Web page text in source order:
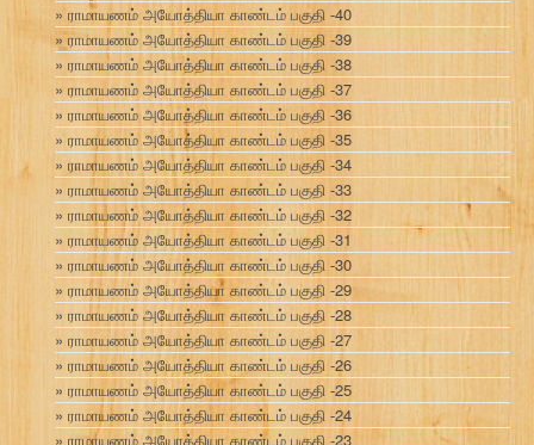
ராமாயணம் அயோத்தியா காண்டம் பகுதி -40
ராமாயணம் அயோத்தியா காண்டம் பகுதி -39
ராமாயணம் அயோத்தியா காண்டம் பகுதி -38
ராமாயணம் அயோத்தியா காண்டம் பகுதி -37
ராமாயணம் அயோத்தியா காண்டம் பகுதி -36
ராமாயணம் அயோத்தியா காண்டம் பகுதி -35
ராமாயணம் அயோத்தியா காண்டம் பகுதி -34
ராமாயணம் அயோத்தியா காண்டம் பகுதி -33
ராமாயணம் அயோத்தியா காண்டம் பகுதி -32
ராமாயணம் அயோத்தியா காண்டம் பகுதி -31
ராமாயணம் அயோத்தியா காண்டம் பகுதி -30
ராமாயணம் அயோத்தியா காண்டம் பகுதி -29
ராமாயணம் அயோத்தியா காண்டம் பகுதி -28
ராமாயணம் அயோத்தியா காண்டம் பகுதி -27
ராமாயணம் அயோத்தியா காண்டம் பகுதி -26
ராமாயணம் அயோத்தியா காண்டம் பகுதி -25
ராமாயணம் அயோத்தியா காண்டம் பகுதி -24
ராமாயணம் அயோத்தியா காண்டம் பகுதி -23